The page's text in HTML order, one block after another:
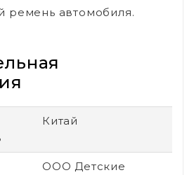
ремень автомобиля.
Китай
ООО Детские